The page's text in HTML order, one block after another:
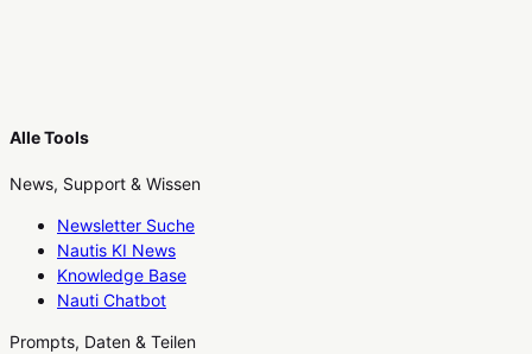
Alle Tools
News, Support & Wissen
Newsletter Suche
Nautis KI News
Knowledge Base
Nauti Chatbot
Prompts, Daten & Teilen